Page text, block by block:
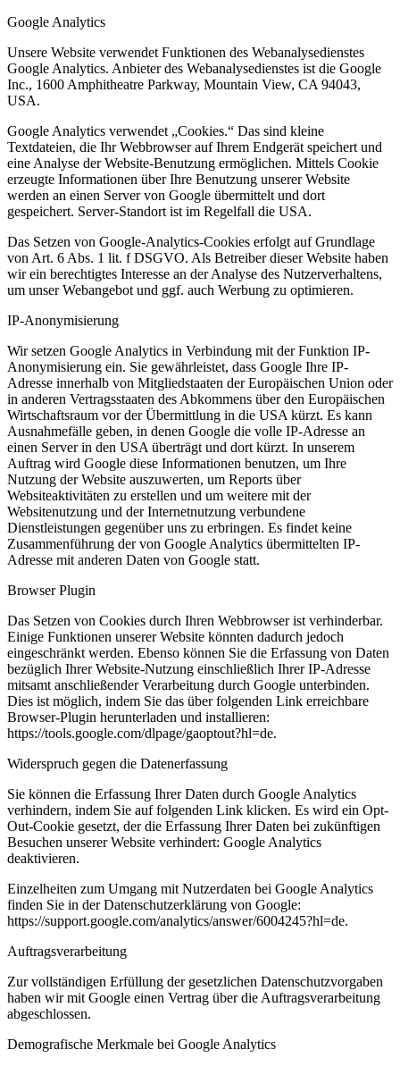
Google Analytics
Unsere Website verwendet Funktionen des Webanalysedienstes
Google Analytics. Anbieter des Webanalysedienstes ist die Google
Inc., 1600 Amphitheatre Parkway, Mountain View, CA 94043,
USA.
Google Analytics verwendet „Cookies.“ Das sind kleine
Textdateien, die Ihr Webbrowser auf Ihrem Endgerät speichert und
eine Analyse der Website-Benutzung ermöglichen. Mittels Cookie
erzeugte Informationen über Ihre Benutzung unserer Website
werden an einen Server von Google übermittelt und dort
gespeichert. Server-Standort ist im Regelfall die USA.
Das Setzen von Google-Analytics-Cookies erfolgt auf Grundlage
von Art. 6 Abs. 1 lit. f DSGVO. Als Betreiber dieser Website haben
wir ein berechtigtes Interesse an der Analyse des Nutzerverhaltens,
um unser Webangebot und ggf. auch Werbung zu optimieren.
IP-Anonymisierung
Wir setzen Google Analytics in Verbindung mit der Funktion IP-
Anonymisierung ein. Sie gewährleistet, dass Google Ihre IP-
Adresse innerhalb von Mitgliedstaaten der Europäischen Union oder
in anderen Vertragsstaaten des Abkommens über den Europäischen
Wirtschaftsraum vor der Übermittlung in die USA kürzt. Es kann
Ausnahmefälle geben, in denen Google die volle IP-Adresse an
einen Server in den USA überträgt und dort kürzt. In unserem
Auftrag wird Google diese Informationen benutzen, um Ihre
Nutzung der Website auszuwerten, um Reports über
Websiteaktivitäten zu erstellen und um weitere mit der
Websitenutzung und der Internetnutzung verbundene
Dienstleistungen gegenüber uns zu erbringen. Es findet keine
Zusammenführung der von Google Analytics übermittelten IP-
Adresse mit anderen Daten von Google statt.
Browser Plugin
Das Setzen von Cookies durch Ihren Webbrowser ist verhinderbar.
Einige Funktionen unserer Website könnten dadurch jedoch
eingeschränkt werden. Ebenso können Sie die Erfassung von Daten
bezüglich Ihrer Website-Nutzung einschließlich Ihrer IP-Adresse
mitsamt anschließender Verarbeitung durch Google unterbinden.
Dies ist möglich, indem Sie das über folgenden Link erreichbare
Browser-Plugin herunterladen und installieren:
https://tools.google.com/dlpage/gaoptout?hl=de.
Widerspruch gegen die Datenerfassung
Sie können die Erfassung Ihrer Daten durch Google Analytics
verhindern, indem Sie auf folgenden Link klicken. Es wird ein Opt-
Out-Cookie gesetzt, der die Erfassung Ihrer Daten bei zukünftigen
Besuchen unserer Website verhindert: Google Analytics
deaktivieren.
Einzelheiten zum Umgang mit Nutzerdaten bei Google Analytics
finden Sie in der Datenschutzerklärung von Google:
https://support.google.com/analytics/answer/6004245?hl=de.
Auftragsverarbeitung
Zur vollständigen Erfüllung der gesetzlichen Datenschutzvorgaben
haben wir mit Google einen Vertrag über die Auftragsverarbeitung
abgeschlossen.
Demografische Merkmale bei Google Analytics